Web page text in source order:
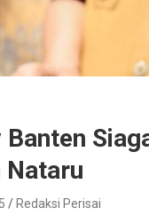
Nataru
Redaksi Perisai